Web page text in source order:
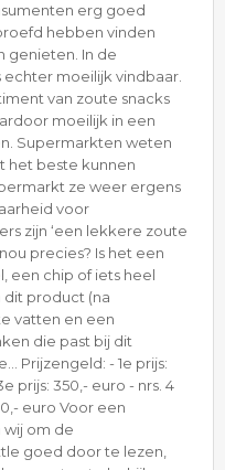
erg goed
hebben vinden
genieten. In de
moeilijk vindbaar.
van zoute snacks
moeilijk in een
Supermarkten weten
het beste kunnen
ze weer ergens
voor
zijn ‘een lekkere zoute
precies? Is het een
een chip of iets heel
dit product (na
vatten en een
die past bij dit
Prijzengeld: - 1e prijs:
prijs: 350,- euro - nrs. 4
euro Voor een
wij om de
goed door te lezen,